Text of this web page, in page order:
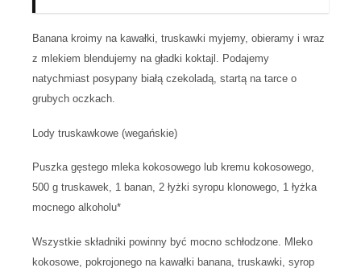
Banana kroimy na kawałki, truskawki myjemy, obieramy i wraz
z mlekiem blendujemy na gładki koktajl. Podajemy
natychmiast posypany białą czekoladą, startą na tarce o
grubych oczkach.
Lody truskawkowe (wegańskie)
Puszka gęstego mleka kokosowego lub kremu kokosowego,
500 g truskawek, 1 banan, 2 łyżki syropu klonowego, 1 łyżka
mocnego alkoholu*
Wszystkie składniki powinny być mocno schłodzone. Mleko
kokosowe, pokrojonego na kawałki banana, truskawki, syrop